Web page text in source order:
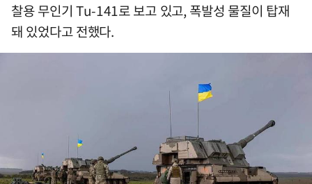
찰용 무인기 Tu-141로 보고 있고, 폭발성 물질이 탑재
돼 있었다고 전했다.